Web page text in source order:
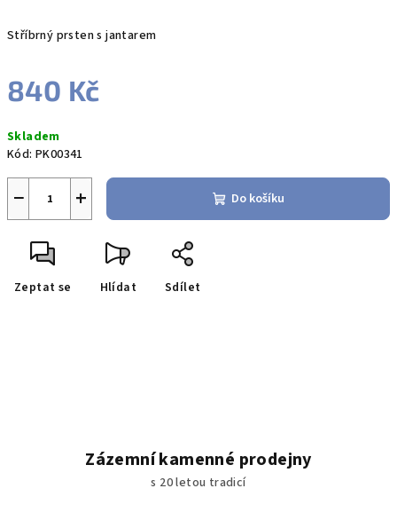
Stříbrný prsten s jantarem
840 Kč
cena:
Skladem
Kód: PK00341
+
− Do košíku
Zeptat se Hlídat Sdílet
Zázemní kamenné prodejny
s 20 letou tradicí